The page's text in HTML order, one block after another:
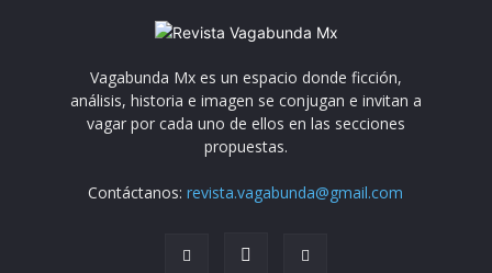
Vagabunda Mx es un espacio donde ficción,
análisis, historia e imagen se conjugan e invitan a
vagar por cada uno de ellos en las secciones
propuestas.
Contáctanos:revista.vagabunda@gmail.com